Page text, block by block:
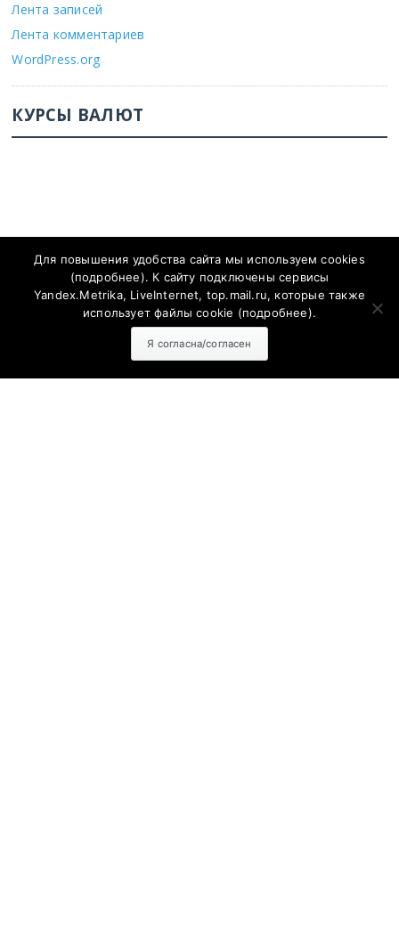
Лента записей
Лента комментариев
WordPress.org
КУРСЫ ВАЛЮТ
Для повышения удобства сайта мы используем cookies
(подробнее). К сайту подключены сервисы
Yandex.Metrika, LiveInternet, top.mail.ru, которые также
использует файлы cookie (подробнее).
Я согласна/согласен